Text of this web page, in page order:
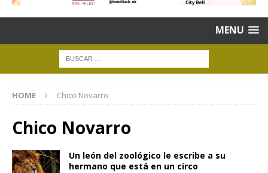
MENU
HOME Chico Novarro
Chico Novarro
Un león del zoológico le escribe a su
hermano que está en un circo